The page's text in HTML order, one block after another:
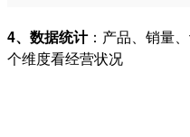
4、数据统计：产品、销量
个维度看经营状况